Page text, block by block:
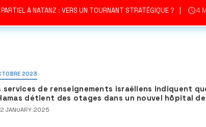
À NATANZ : VERS UN TOURNANT STRATÉGIQUE ? 4
2023
services de renseignements israéliens indiquent
détient des otages dans un nouvel hôpital de
tandis que l’agence de santé de l’ONU est
JANUARY 2025